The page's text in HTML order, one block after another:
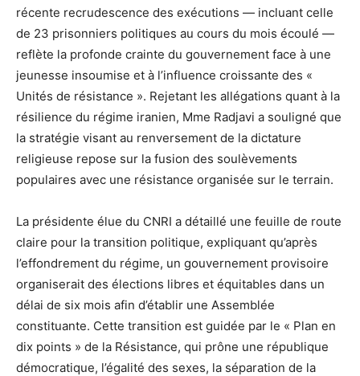
récente recrudescence des exécutions — incluant celle
de 23 prisonniers politiques au cours du mois écoulé —
reflète la profonde crainte du gouvernement face à une
jeunesse insoumise et à l’influence croissante des «
Unités de résistance ». Rejetant les allégations quant à la
résilience du régime iranien, Mme Radjavi a souligné que
la stratégie visant au renversement de la dictature
religieuse repose sur la fusion des soulèvements
populaires avec une résistance organisée sur le terrain.
La présidente élue du CNRI a détaillé une feuille de route
claire pour la transition politique, expliquant qu’après
l’effondrement du régime, un gouvernement provisoire
organiserait des élections libres et équitables dans un
délai de six mois afin d’établir une Assemblée
constituante. Cette transition est guidée par le « Plan en
dix points » de la Résistance, qui prône une république
démocratique, l’égalité des sexes, la séparation de la